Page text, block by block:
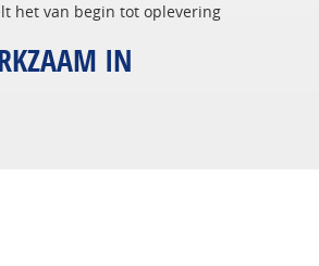
het van begin tot oplevering
IN